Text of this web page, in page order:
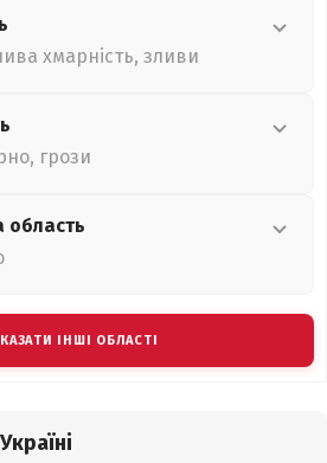
хмарність, зливи
грози
область
ІНШІ ОБЛАСТІ